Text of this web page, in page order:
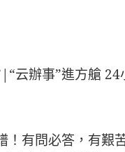
辦事”進方艙 24
有問必答，有艱